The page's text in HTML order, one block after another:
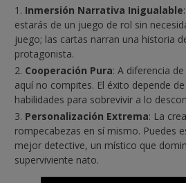
Inmersión Narrativa Inigualable
estarás de un juego de rol sin
juego; las cartas narran una historia
protagonista.
Cooperación Pura: A diferencia
aquí no compites. El éxito depende
habilidades para sobrevivir a lo
Personalización Extrema: La
rompecabezas en sí mismo. Puedes
mejor detective, un místico que
superviviente nato.